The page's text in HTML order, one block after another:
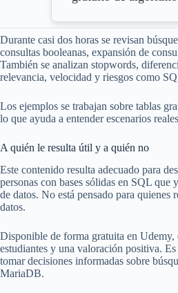
Durante casi dos horas se revisan
consultas booleanas, expansión de
También se analizan stopwords,
relevancia, velocidad y riesgos como
Los ejemplos se trabajan sobre tablas
lo que ayuda a entender escenarios
A quién le resulta útil y a quién no
Este contenido resulta adecuado para
personas con bases sólidas en SQL que
de datos. No está pensado para quienes
datos.
Disponible de forma gratuita en Udemy,
estudiantes y una valoración positiva.
tomar decisiones informadas sobre
MariaDB.